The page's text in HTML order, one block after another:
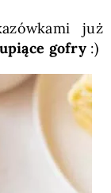
już
gofry:)